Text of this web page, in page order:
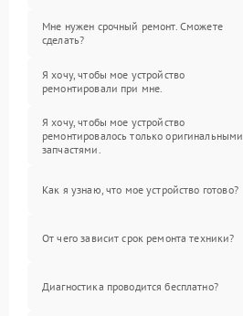
Мне нужен срочный ремонт. Сможете
сделать?
Я хочу, чтобы мое устройство
ремонтировали при мне.
Я хочу, чтобы мое устройство
ремонтировалось только оригинальными
запчастями.
Как я узнаю, что мое устройство готово?
От чего зависит срок ремонта техники?
Диагностика проводится бесплатно?